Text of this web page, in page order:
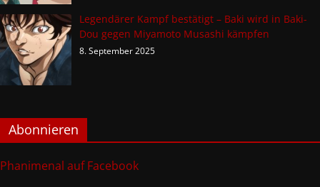
Legendärer Kampf bestätigt – Baki wird in Baki-
Dou gegen Miyamoto Musashi kämpfen
8. September 2025
Abonnieren
Phanimenal auf Facebook